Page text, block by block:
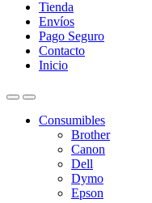
Tienda
Envíos
Pago Seguro
Contacto
Inicio
Consumibles
Brother
Canon
Dell
Dymo
Epson